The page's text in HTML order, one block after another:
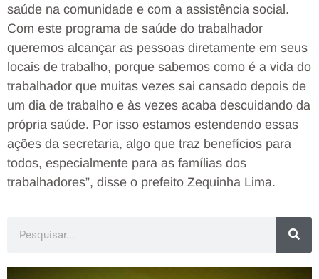
saúde na comunidade e com a assistência social.
Com este programa de saúde do trabalhador
queremos alcançar as pessoas diretamente em seus
locais de trabalho, porque sabemos como é a vida do
trabalhador que muitas vezes sai cansado depois de
um dia de trabalho e às vezes acaba descuidando da
própria saúde. Por isso estamos estendendo essas
ações da secretaria, algo que traz benefícios para
todos, especialmente para as famílias dos
trabalhadores”, disse o prefeito Zequinha Lima.